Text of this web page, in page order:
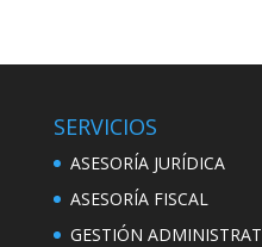
SERVICIOS
ASESORÍA JURÍDICA
ASESORÍA FISCAL
GESTIÓN